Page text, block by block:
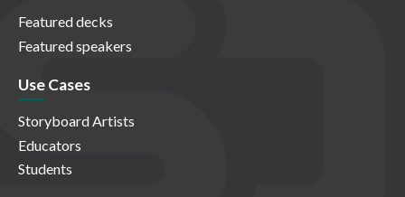
Featured decks
Featured speakers
Use Cases
Storyboard Artists
Educators
Students